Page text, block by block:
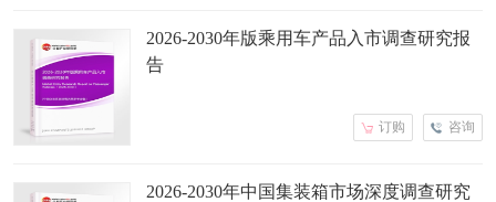
2026-2030年版乘用车产品入市调查研究报
告
咨询
订购
2026-2030年中国集装箱市场深度调查研究